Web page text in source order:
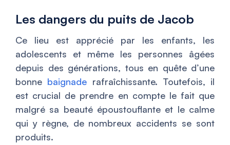
Les dangers du puits de Jacob
Ce lieu est apprécié par les enfants, les
adolescents et même les personnes âgées
depuis des générations, tous en quête d’une
bonne baignade rafraîchissante. Toutefois, il
est crucial de prendre en compte le fait que
malgré sa beauté époustouflante et le calme
qui y règne, de nombreux accidents se sont
produits.